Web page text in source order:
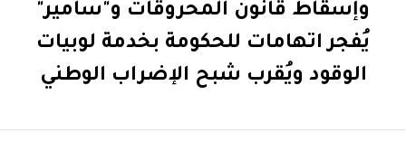
وإسقاط قانون المحروقات و"سامير"
يُفجر اتهامات للحكومة بخدمة لوبيات
الوقود ويُقرب شبح الإضراب الوطني